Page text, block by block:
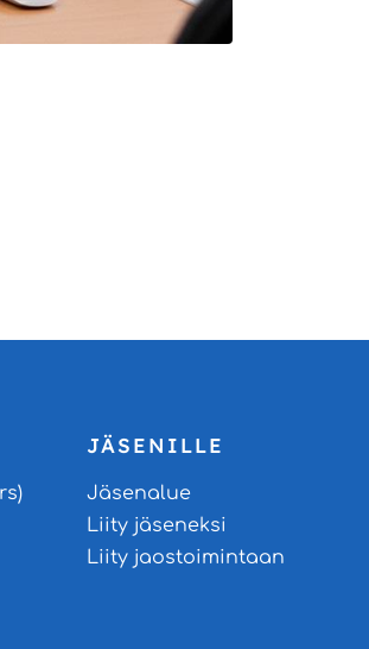
JÄSENILLE
Jäsenalue
Liity jäseneksi
Liity jaostoimintaan